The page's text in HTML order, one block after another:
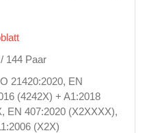
144 Paar
21420:2020, EN
(4242X) + A1:2018
EN 407:2020 (X2XXXX),
(X2X)